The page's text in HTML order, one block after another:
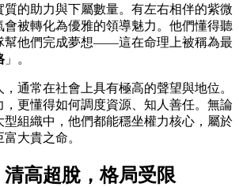
的助力與下屬數量。有左右相伴的紫微
會被轉化為優雅的領導魅力。他們懂得聽
幫他們完成夢想——這在命理上被稱為最
」。
通常在社會上具有極高的聲望與地位。
，更懂得如何調度資源、知人善任。無論
型組織中，他們都能穩坐權力核心，屬於
大貴之命。
高超脫，格局受限